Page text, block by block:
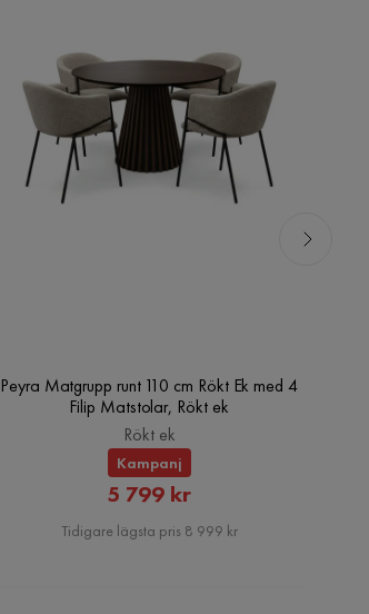
Peyra Matgrupp runt 110 cm Rökt Ek med 4
Filip Matstolar, Rökt ek
Rökt ek
Kampanj
Rabatterat
Pris
5 799 kr
Tidigare lägsta pris 8 999 kr